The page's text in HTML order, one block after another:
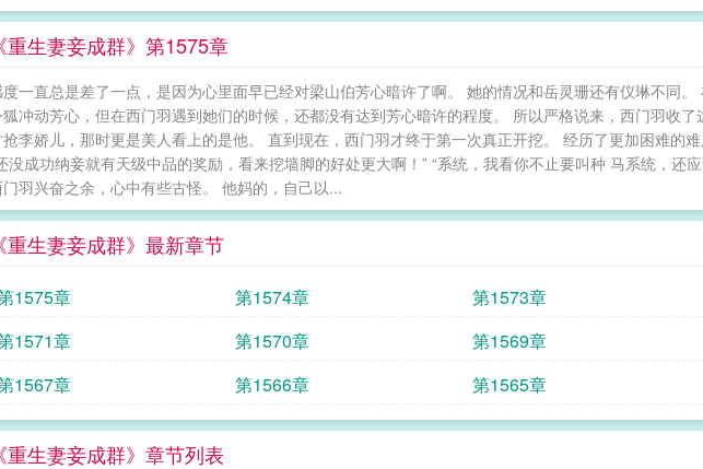
《重生妻妾成群》第1575章
度一直总是差了一点，是因为心里面早已经对梁山伯芳心暗许了啊。 她的情况和岳灵珊还有仪琳不同
冲动芳心，但在西门羽遇到她们的时候，还都没有达到芳心暗许的程度。 所以严格说来，西门羽收
李娇儿，那时更是美人看上的是他。 直到现在，西门羽才终于第一次真正开挖。 经历了更加困难的
没成功纳妾就有天级中品的奖励，看来挖墙脚的好处更大啊！” “系统，我看你不止要叫种 马系统，还
羽兴奋之余，心中有些古怪。 他妈的，自己以...
《重生妻妾成群》最新章节
1575章 第1574章 第1573章
1571章
第1570章 第1569章
1567章
第1566章 第1565章
《重生妻妾成群》章节列表